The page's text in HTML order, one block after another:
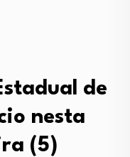
de
nesta
(5)